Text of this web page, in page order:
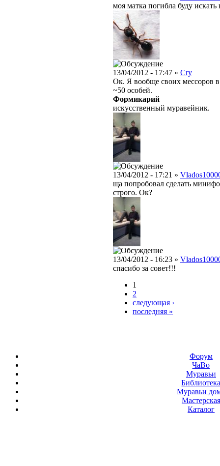
моя матка погибла буду
13/04/2012 - 17:47 » Cry
Ок. Я вообще своих мессоров
~50 особей.
Формикарий
искусственный муравейник.
13/04/2012 - 17:21 »
ща попробовал сделать
строго. Ок?
13/04/2012 - 16:23 »
спасибо за совет!!!
1
2
следующая ›
последняя »
Форум
ЧаВо
Муравьи
Муравьи
Мастерская
Каталог